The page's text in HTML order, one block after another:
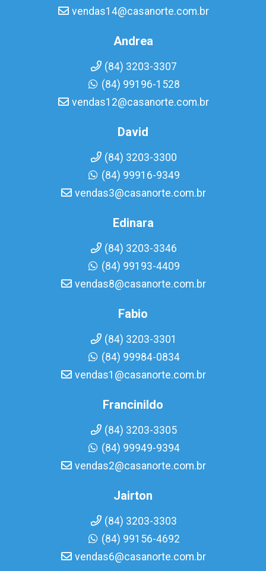
vendas14@casanorte.com.br
Andrea
(84) 3203-3307
(84) 99196-1528
vendas12@casanorte.com.br
David
(84) 3203-3300
(84) 99916-9349
vendas3@casanorte.com.br
Edinara
(84) 3203-3346
(84) 99193-4409
vendas8@casanorte.com.br
Fabio
(84) 3203-3301
(84) 99984-0834
vendas1@casanorte.com.br
Francinildo
(84) 3203-3305
(84) 99949-9394
vendas2@casanorte.com.br
Jairton
(84) 3203-3303
(84) 99156-4692
vendas6@casanorte.com.br